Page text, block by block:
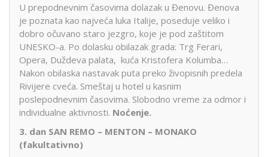
U prepodnevnim časovima dolazak u Đenovu. Đenova
je poznata kao najveća luka Italije, poseduje veliko i
dobro očuvano staro jezgro, koje je pod zaštitom
UNESKO-a. Po dolasku obilazak grada: Trg Ferari,
Opera, Duždeva palata, kuća Kristofera Kolumba…
Nakon obilaska nastavak puta preko živopisnih predela
Rivijere cveća. Smeštaj u hotel u kasnim
poslepodnevnim časovima. Slobodno vreme za odmor i
individualne aktivnosti. Noćenje.
3. dan SAN REMO – MENTON – MONAKO
(fakultativno)